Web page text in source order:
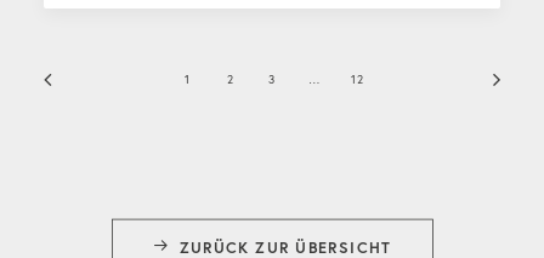
1 2 3 12
ZURÜCK ZUR ÜBERSICHT